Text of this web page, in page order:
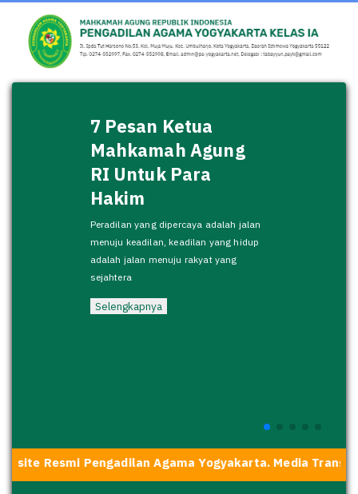
7 Pesan Ketua
Mahkamah Agung
RI Untuk Para
Hakim
Peradilan yang dipercaya adalah jalan
menuju keadilan, keadilan yang hidup
adalah jalan menuju rakyat yang
sejahtera
Selengkapnya
Resmi Pengadilan Agama Yogyakarta. Media